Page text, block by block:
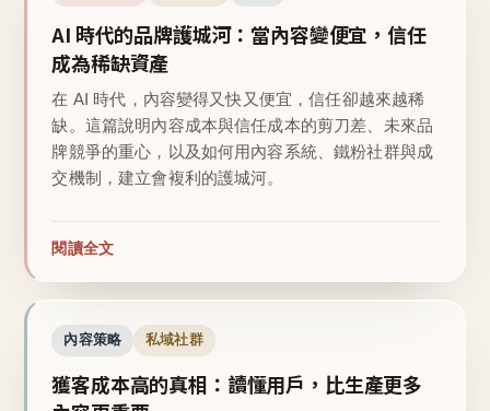
AI 時代的品牌護城河：當內容變便宜，信任
成為稀缺資產
在 AI 時代，內容變得又快又便宜，信任卻越來越稀
缺。這篇說明內容成本與信任成本的剪刀差、未來品
牌競爭的重心，以及如何用內容系統、鐵粉社群與成
交機制，建立會複利的護城河。
閱讀全文
內容策略 私域社群
獲客成本高的真相：讀懂用戶，比生產更多